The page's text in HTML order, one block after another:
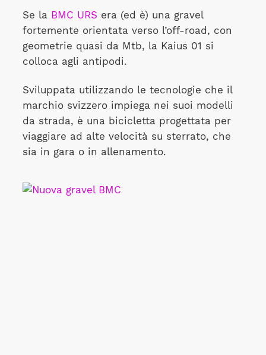
Se la BMC URS era (ed è) una gravel
fortemente orientata verso l’off-road, con
geometrie quasi da Mtb, la Kaius 01 si
colloca agli antipodi.
Sviluppata utilizzando le tecnologie che il
marchio svizzero impiega nei suoi modelli
da strada, è una bicicletta progettata per
viaggiare ad alte velocità su sterrato, che
sia in gara o in allenamento.